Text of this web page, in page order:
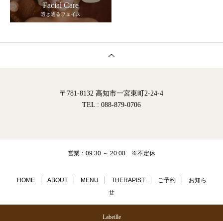
Facial Care
透き通るフェイス
〒781-8132 高知市一宮東町2-24-4
TEL : 088-879-0706
営業：09:30 ～ 20:00 ※不定休
HOME ABOUT MENU THERAPIST ご予約
お知ら
せ
Labeille